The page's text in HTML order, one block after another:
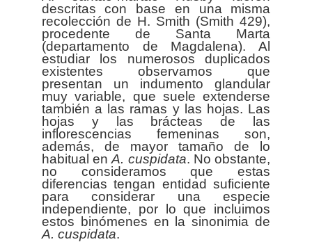
descritas con base en una misma
recolección de H. Smith (Smith 429),
procedente de Santa Marta
(departamento de Magdalena). Al
estudiar los numerosos duplicados
existentes observamos que
presentan un indumento glandular
muy variable, que suele extenderse
también a las ramas y las hojas. Las
hojas y las brácteas de las
inflorescencias femeninas son,
además, de mayor tamaño de lo
habitual enA. cuspidata. No obstante,
no consideramos que estas
diferencias tengan entidad suficiente
para considerar una especie
independiente, por lo que incluimos
estos binómenes en la sinonimia de
A. cuspidata.